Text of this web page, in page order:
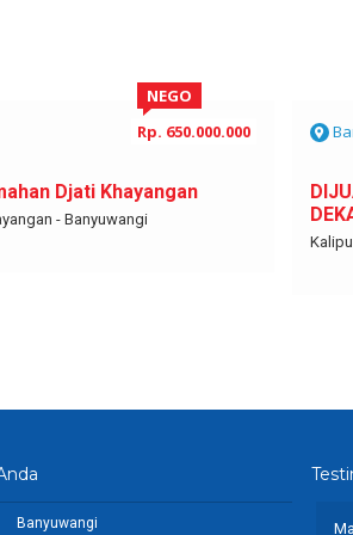
Rp. 650.000.000
NEGO
Djati Khayangan
- Banyuwangi
Banyuwangi
agent ini. Dan selalu memuaskan.